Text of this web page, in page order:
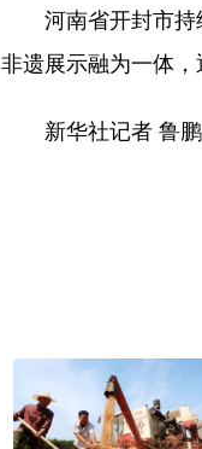
河南省开封市持
非遗展示融为一体，
新华社记者 鲁